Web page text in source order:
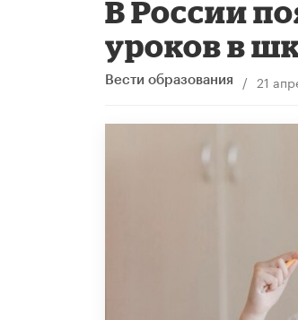
В России
уроков в
Вести образования / 21